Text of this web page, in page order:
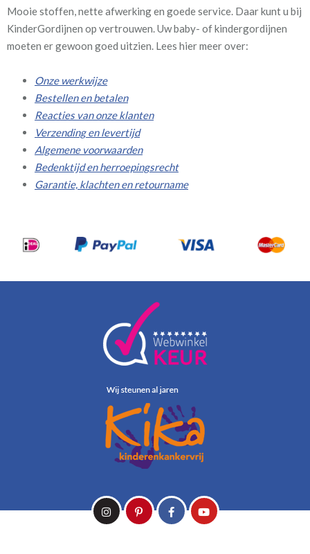
Mooie stoffen, nette afwerking en goede service. Daar kunt u bij
KinderGordijnen op vertrouwen. Uw baby- of kindergordijnen
moeten er gewoon goed uitzien. Lees hier meer over:
Onze werkwijze
Bestellen en betalen
Reacties van onze klanten
Verzending en levertijd
Algemene voorwaarden
Bedenktijd en herroepingsrecht
Garantie, klachten en retourname